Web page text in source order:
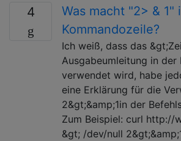
4
Was macht "2> & 1"
Kommandozeile?
Ich weiß, dass das
Ausgabeumleitung in der
verwendet wird, habe
eine Erklärung für die
2&gt;&amp;1in der
Zum Beispiel: curl http://
&gt; /dev/null